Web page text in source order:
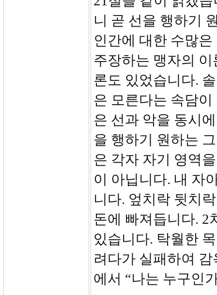
니 곧 선을 행하기
인간에 대한 수많
주장하는 맹자의
론도 있었습니다.
은 모른다는 속담
은 선과 악을 동시
을 행하기 원하는
은 각자 자기 영역
이 아닙니다. 내 자
니다. 엎치락 뒷치
돈에 빠져듭니다. 2
있습니다. 탁월한
려다가 실패하여
에서 “나는 누구인